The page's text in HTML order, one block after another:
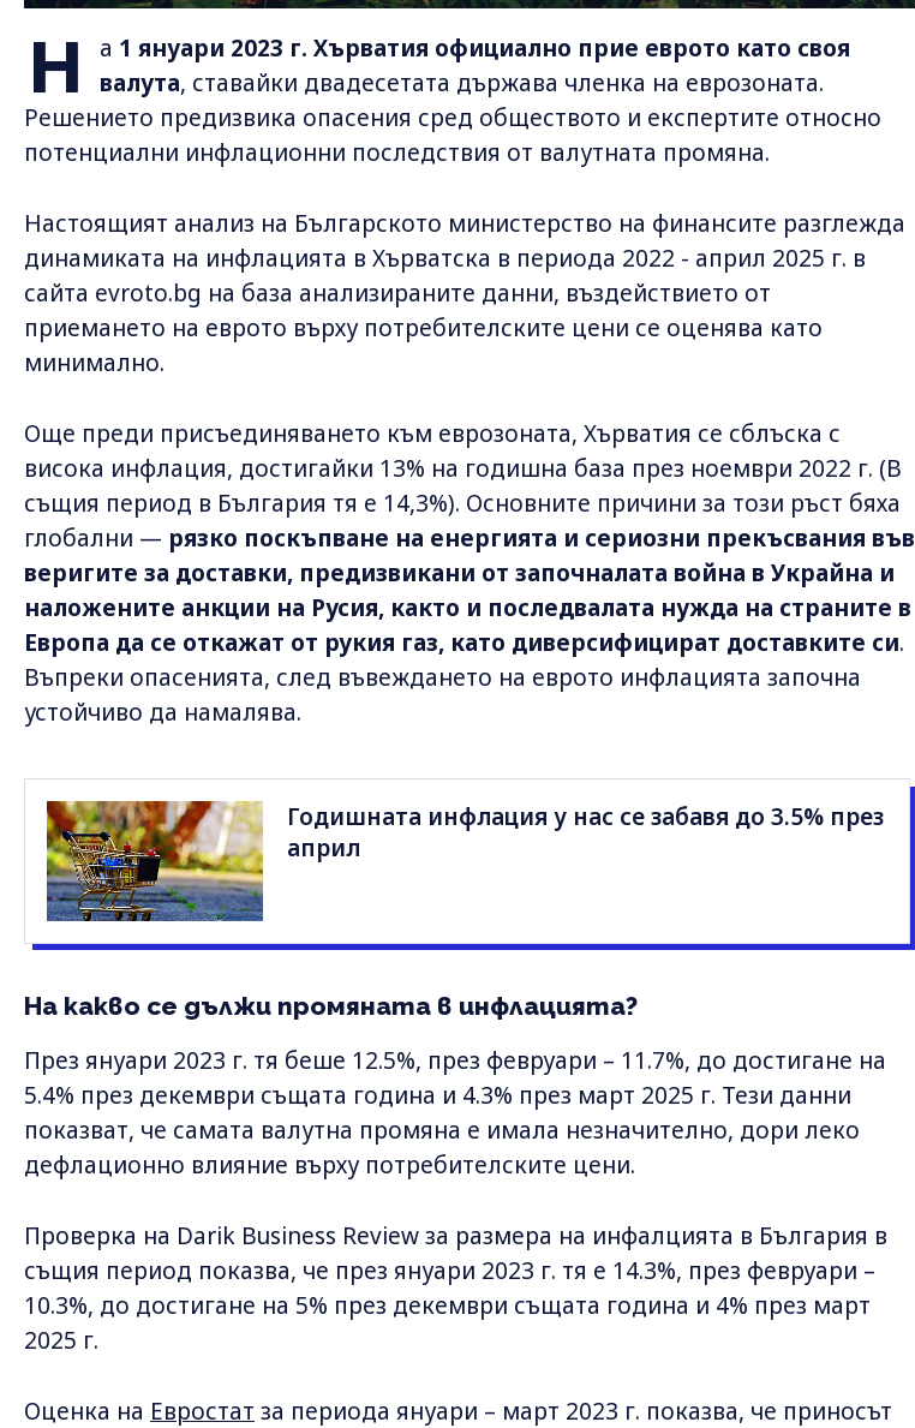
Н а 1 януари 2023 г. Хърватия официално прие еврото като своя
валута, ставайки двадесетата държава членка на еврозоната.
Решението предизвика опасения сред обществото и експертите относно
потенциални инфлационни последствия от валутната промяна.
Настоящият анализ на Българското министерство на финансите разглежда
динамиката на инфлацията в Хърватска в периода 2022 - април 2025 г. в
сайта evroto.bg на база анализираните данни, въздействието от
приемането на еврото върху потребителските цени се оценява като
минимално.
Още преди присъединяването към еврозоната, Хърватия се сблъска с
висока инфлация, достигайки 13% на годишна база през ноември 2022 г. (В
същия период в България тя е 14,3%). Основните причини за този ръст бяха
глобални — рязко поскъпване на енергията и сериозни прекъсвания във
веригите за доставки, предизвикани от започналата война в Украйна и
наложените анкции на Русия, както и последвалата нужда на страните в
Европа да се откажат от рукия газ, като диверсифицират доставките си.
Въпреки опасенията, след въвеждането на еврото инфлацията започна
устойчиво да намалява.
Годишната инфлация у нас се забавя до 3.5% през
април
На какво се дължи промяната в инфлацията?
През януари 2023 г. тя беше 12.5%, през февруари – 11.7%, до достигане на
5.4% през декември същата година и 4.3% през март 2025 г. Тези данни
показват, че самата валутна промяна е имала незначително, дори леко
дефлационно влияние върху потребителските цени.
Проверка на Darik Business Review за размера на инфалцията в България в
същия период показва, че през януари 2023 г. тя е 14.3%, през февруари –
10.3%, до достигане на 5% през декември същата година и 4% през март
2025 г.
Оценка на Евростат за периода януари – март 2023 г. показва, че приносът